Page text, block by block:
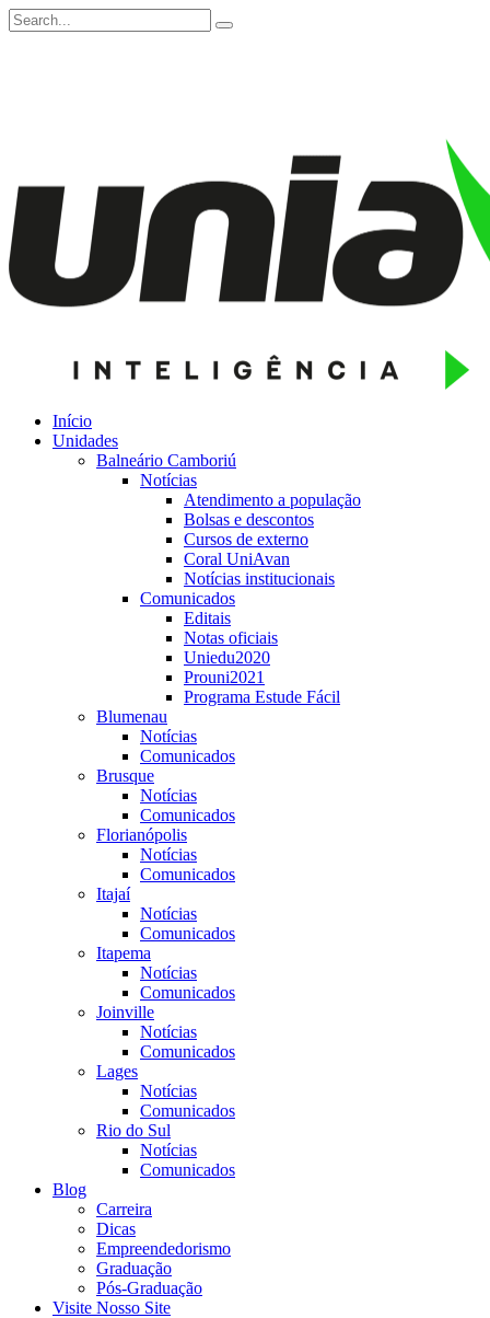
Início
Unidades
Balneário Camboriú
Notícias
Atendimento a população
Bolsas e descontos
Cursos de externo
Coral UniAvan
Notícias institucionais
Comunicados
Editais
Notas oficiais
Uniedu2020
Prouni2021
Programa Estude Fácil
Blumenau
Notícias
Comunicados
Brusque
Notícias
Comunicados
Florianópolis
Notícias
Comunicados
Itajaí
Notícias
Comunicados
Itapema
Notícias
Comunicados
Joinville
Notícias
Comunicados
Lages
Notícias
Comunicados
Rio do Sul
Notícias
Comunicados
Blog
Carreira
Dicas
Empreendedorismo
Graduação
Pós-Graduação
Visite Nosso Site